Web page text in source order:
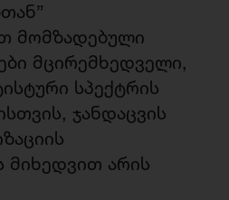
მომზადებული
მცირემხედველი,
სპექტრის
ჯანდაცვის
მიხედვით არის